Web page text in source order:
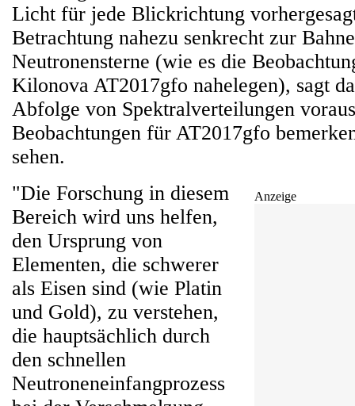
Licht für jede Blickrichtung
Betrachtung nahezu senkrecht zur
Neutronensterne (wie es die
Kilonova AT2017gfo nahelegen), sagt
Abfolge von Spektralverteilungen
Beobachtungen für AT2017gfo
sehen.
Anzeige
"Die Forschung in diesem
Bereich wird uns helfen,
den Ursprung von
Elementen, die schwerer
als Eisen sind (wie Platin
und Gold), zu verstehen,
die hauptsächlich durch
den schnellen
Neutroneneinfangprozess